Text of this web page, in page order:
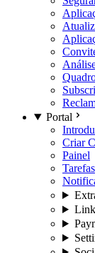
Portal
Criar
Painel
Tarefas